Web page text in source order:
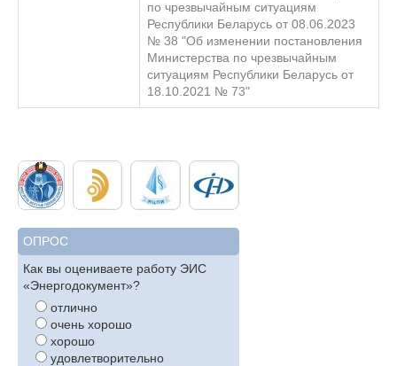
по чрезвычайным ситуациям
Республики Беларусь от 08.06.2023
№ 38 "Об изменении постановления
Министерства по чрезвычайным
ситуациям Республики Беларусь от
18.10.2021 № 73"
ОПРОС
Как вы оцениваете работу ЭИС
«Энергодокумент»?
отлично
очень хорошо
хорошо
удовлетворительно